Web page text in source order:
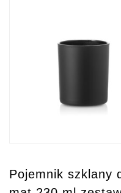
Pojemnik szklany